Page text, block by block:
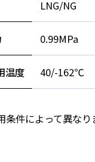
LNG/NG
0.99MPa
温度 40/-162℃
件によって異なり